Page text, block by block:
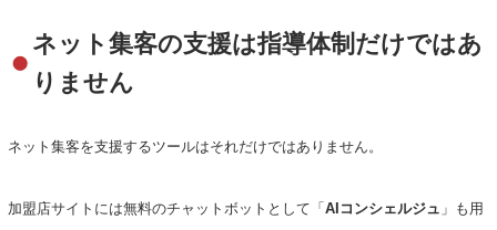
ネット集客の支援は指導体制だけではあ
りません
ネット集客を支援するツールはそれだけではありません。
加盟店サイトには無料のチャットボットとして「AIコンシェルジュ 」も用